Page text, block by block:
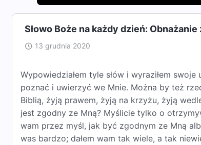
Słowo Boże na każdy dzień:
13 grudnia 2020
Wypowiedziałem tyle słów i wyraziłem
poznać i uwierzyć we Mnie. Można by też
Biblią, żyją prawem, żyją na krzyżu, żyją
jest zgodny ze Mną? Myślicie tylko o
wam przez myśl, jak być zgodnym ze Mną
was bardzo; dałem wam tak wiele, a tak